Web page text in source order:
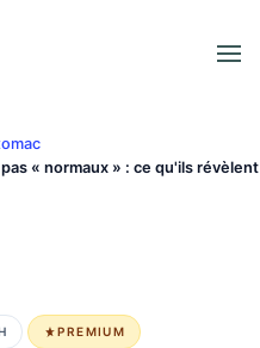
« normaux » : ce qu'ils
PREMIUM